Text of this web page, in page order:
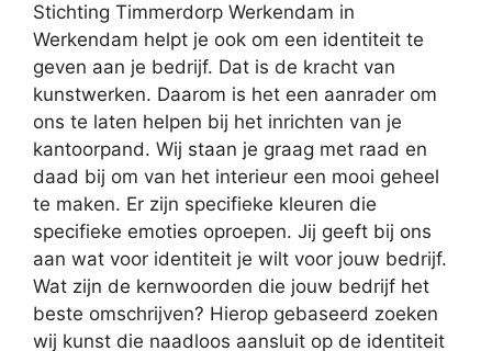
Stichting Timmerdorp Werkendam in
Werkendam helpt je ook om een identiteit te
geven aan je bedrijf. Dat is de kracht van
kunstwerken. Daarom is het een aanrader om
ons te laten helpen bij het inrichten van je
kantoorpand. Wij staan je graag met raad en
daad bij om van het interieur een mooi geheel
te maken. Er zijn specifieke kleuren die
specifieke emoties oproepen. Jij geeft bij ons
aan wat voor identiteit je wilt voor jouw bedrijf.
Wat zijn de kernwoorden die jouw bedrijf het
beste omschrijven? Hierop gebaseerd zoeken
wij kunst die naadloos aansluit op de identiteit